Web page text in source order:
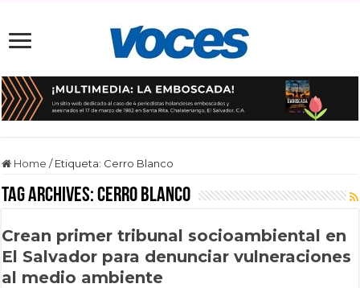
Home / Etiqueta: Cerro Blanco
Tag Archives:Cerro Blanco
Crean primer tribunal socioambiental en
El Salvador para denunciar vulneraciones
al medio ambiente